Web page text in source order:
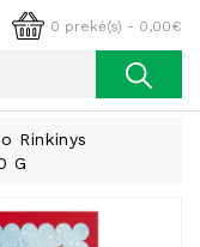
0 prekė(s) - 0,00€
Rinkinys
G